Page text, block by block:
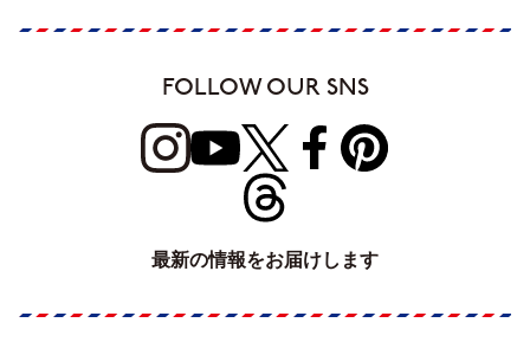
FOLLOW OUR SNS
最新の情報をお届けします